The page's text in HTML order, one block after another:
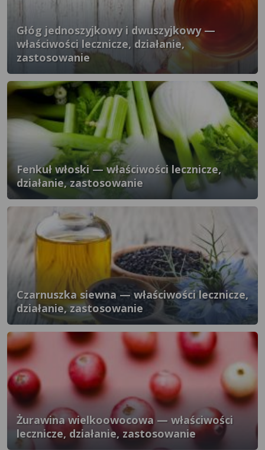
Głóg jednoszyjkowy i dwuszyjkowy —
właściwości lecznicze, działanie,
zastosowanie
Fenkuł włoski — właściwości lecznicze,
działanie, zastosowanie
Czarnuszka siewna — właściwości lecznicze,
działanie, zastosowanie
Żurawina wielkoowocowa — właściwości
lecznicze, działanie, zastosowanie